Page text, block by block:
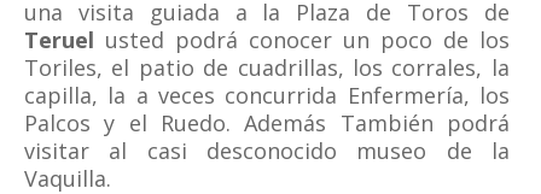
una visita guiada a la Plaza de Toros de
Teruel usted podrá conocer un poco de los
Toriles, el patio de cuadrillas, los corrales, la
capilla, la a veces concurrida Enfermería, los
Palcos y el Ruedo. Además También podrá
visitar al casi desconocido museo de la
Vaquilla.